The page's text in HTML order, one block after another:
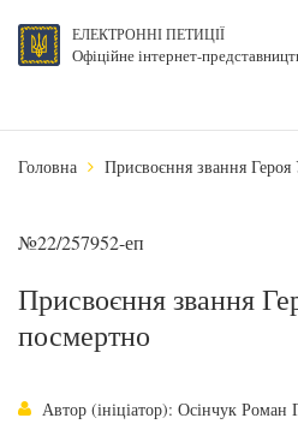
ЕЛЕКТРОННІ ПЕТИЦІЇ
Офіційне інтернет-
Головна Присвоєння звання
№22/257952-еп
Присвоєння звання
посмертно
Автор (ініціатор): Осінчук Роман